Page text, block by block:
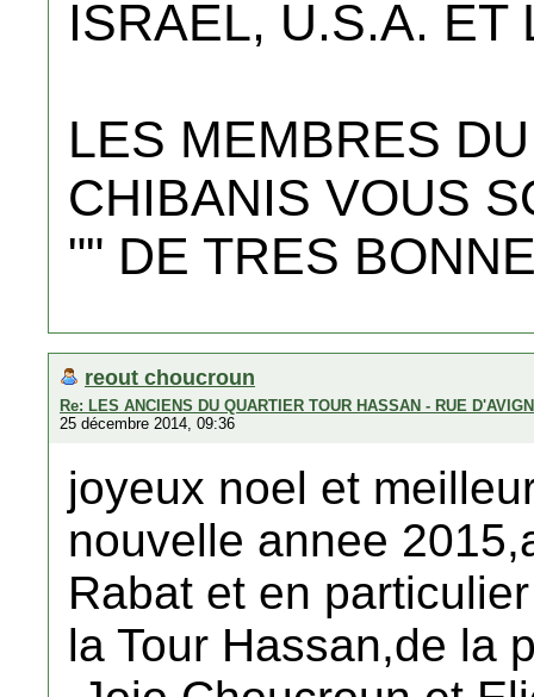
ISRAEL, U.S.A. ET
LES MEMBRES
CHIBANIS VOUS
"" DE TRES
reout choucroun
Re: LES ANCIENS DU QUARTIER TOUR HASSAN - RUE
25 décembre 2014, 09:36
joyeux noel et
nouvelle annee
Rabat et en
la Tour Hassan,de la